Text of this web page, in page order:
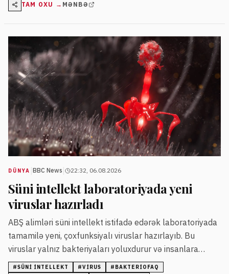
TAM OXU → MƏNBƏ
DÜNYA BBC News 22:32, 06.08.2026
Süni intellekt laboratoriyada yeni
viruslar hazırladı
ABŞ alimləri süni intellekt istifadə edərək laboratoriyada
tamamilə yeni, çoxfunksiyalı viruslar hazırlayıb. Bu
viruslar yalnız bakteriyaları yoluxdurur və insanlara
təhlükə yaratmır.
#SÜNI INTELLEKT #VIRUS # BAKTERIOFAQ